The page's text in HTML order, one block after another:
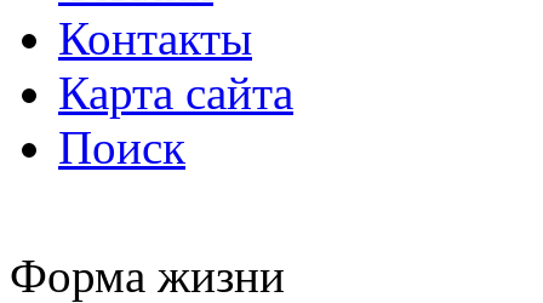
Контакты
Карта сайта
Поиск
Форма жизни